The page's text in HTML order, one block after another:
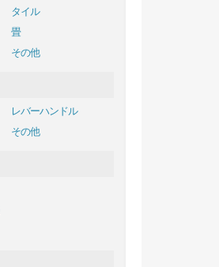
タイル
畳
その他
レバーハンドル
その他